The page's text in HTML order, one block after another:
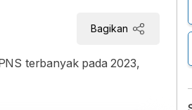
Bagikan
terbanyak pada 2023,